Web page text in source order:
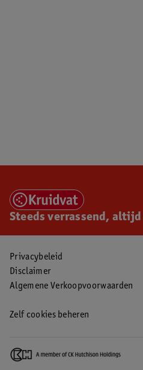
Steeds verrassend,
Privacybeleid
Disclaimer
Algemene Verkoopvoorwaarden
Zelf cookies beheren